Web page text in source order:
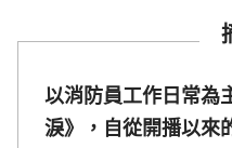
以消防員工作日常為
淚》，自從開播以來